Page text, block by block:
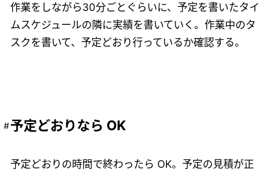
作業をしながら30分ごとぐらいに、予定を書いたタイ
ムスケジュールの隣に実績を書いていく。作業中のタ
スクを書いて、予定どおり行っているか確認する。
予定どおりなら OK
予定どおりの時間で終わったら OK。予定の見積が正